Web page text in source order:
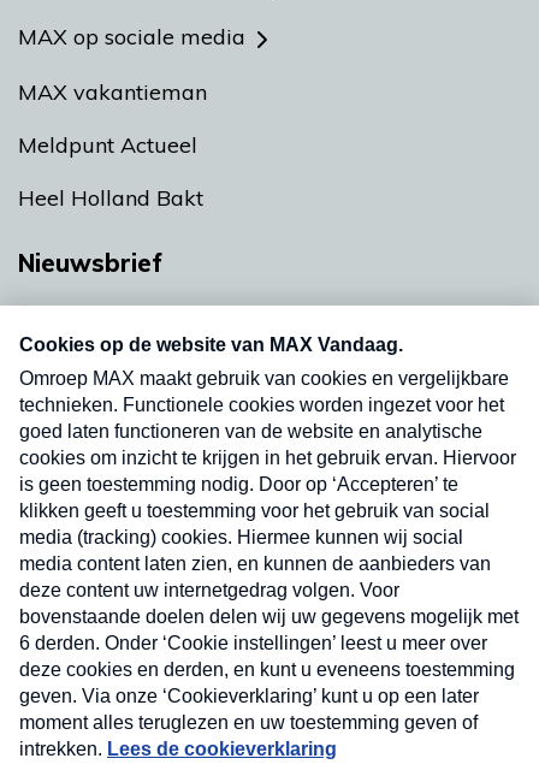
MAX op sociale media
MAX vakantieman
Meldpunt Actueel
Heel Holland Bakt
Nieuwsbrief
Neem hier een gratis abonnement op onze
nieuwsbrief. Elke vrijdag- en dinsdagochtend in
uw mailbox.
Verzend
Nieuwsbrief
Neem hier een gratis abonnement op onze
nieuwsbrief. Elke vrijdag- en dinsdagochtend in uw